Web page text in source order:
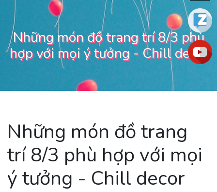
Những món đồ trang trí 8/3 phù
hợp với mọi ý tưởng - Chill decor
Những món đồ trang
trí 8/3 phù hợp với mọi
ý tưởng - Chill decor